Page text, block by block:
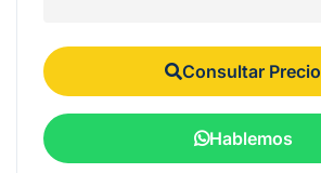
Consultar Precio
Hablemos